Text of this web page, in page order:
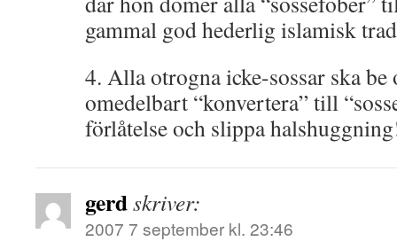
gammal god hederlig islamisk
4. Alla otrogna icke-sossar ska be
omedelbart “konvertera” till
förlåtelse och slippa
gerdskriver:
2007 7 september kl. 23:46